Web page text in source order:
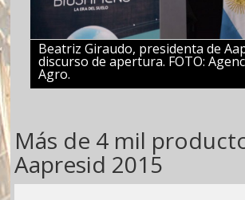
Beatriz Giraudo, presidenta de
discurso de apertura. FOTO:
Agro.
Más de 4 mil
Aapresid 2015